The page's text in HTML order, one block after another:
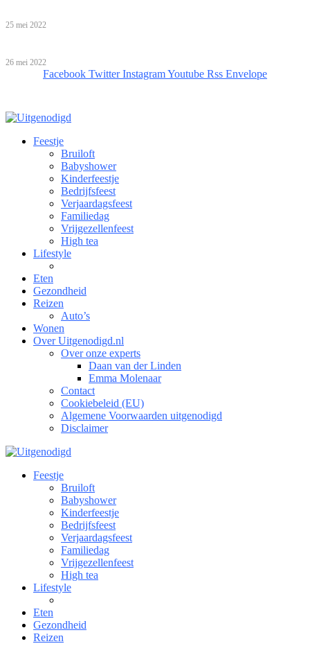
25 mei 2022
26 mei 2022
Facebook Twitter InstagramYoutube Rss Envelope
Feestje
Bruiloft
Babyshower
Kinderfeestje
Bedrijfsfeest
Verjaardagsfeest
Familiedag
Vrijgezellenfeest
High tea
Lifestyle
Eten
Gezondheid
Reizen
Auto’s
Wonen
Over Uitgenodigd.nl
Over onze experts
Daan van der Linden
Emma Molenaar
Contact
Cookiebeleid (EU)
Algemene Voorwaarden uitgenodigd
Disclaimer
Feestje
Bruiloft
Babyshower
Kinderfeestje
Bedrijfsfeest
Verjaardagsfeest
Familiedag
Vrijgezellenfeest
High tea
Lifestyle
Eten
Gezondheid
Reizen